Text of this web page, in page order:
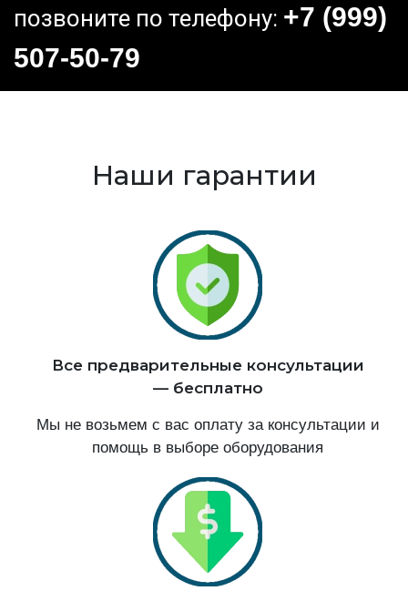
позвоните по телефону: +7 (999)
507-50-79
Наши гарантии
Все предварительные консультации
— бесплатно
Мы не возьмем с вас оплату за консультации и
помощь в выборе оборудования